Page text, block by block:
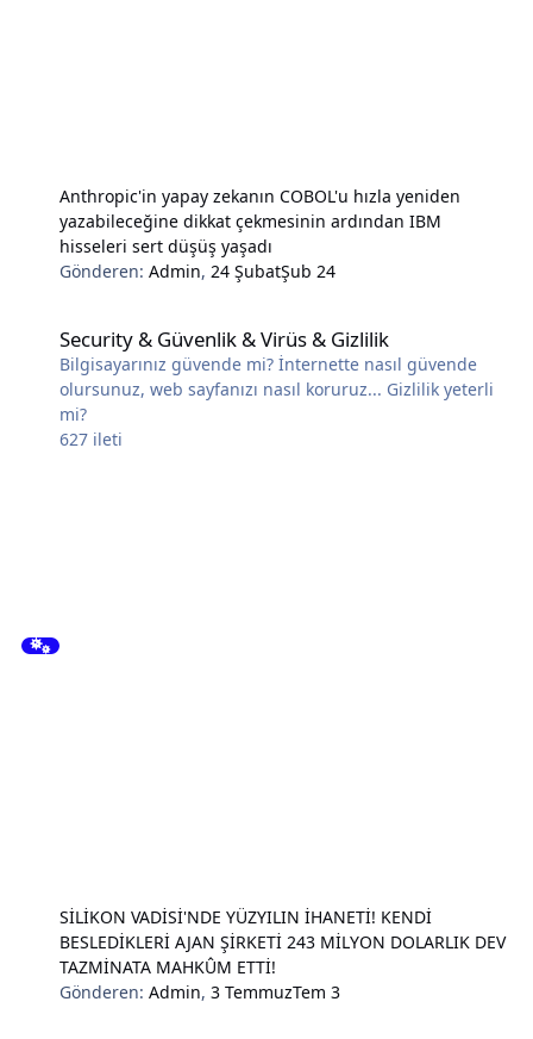
Anthropic'in yapay zekanın COBOL'u hızla yeniden
yazabileceğine dikkat çekmesinin ardından IBM
hisseleri sert düşüş yaşadı
Gönderen:Admin, 24 ŞubatŞub 24
Security & Güvenlik & Virüs & Gizlilik
Bilgisayarınız güvende mi? İnternette nasıl güvende
olursunuz, web sayfanızı nasıl koruruz... Gizlilik yeterli
mi?
627 ileti
SİLİKON VADİSİ'NDE YÜZYILIN İHANETİ! KENDİ
BESLEDİKLERİ AJAN ŞİRKETİ 243 MİLYON DOLARLIK DEV
TAZMİNATA MAHKÛM ETTİ!
Gönderen:Admin,3 TemmuzTem 3